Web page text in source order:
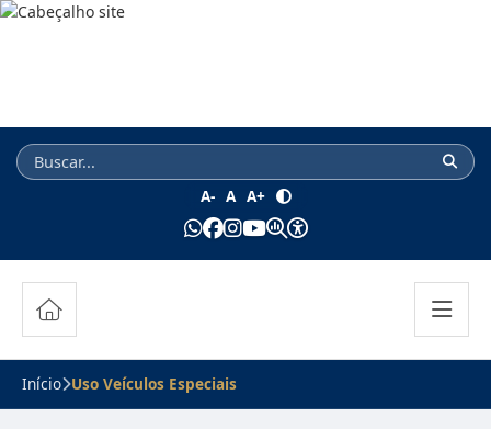
A- A A+
Início Uso Veículos Especiais